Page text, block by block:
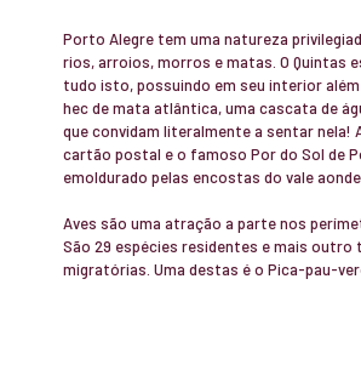
Porto Alegre tem uma natureza
rios, arroios, morros e matas. O Quintas
tudo isto, possuindo em seu interior além
hec de mata atlântica, uma cascata de
que convidam literalmente a sentar nela!
cartão postal e o famoso Por do Sol de
emoldurado pelas encostas do vale
Aves são uma atração a parte nos
São 29 espécies residentes e mais outro
migratórias. Uma destas é o Pica-pau-